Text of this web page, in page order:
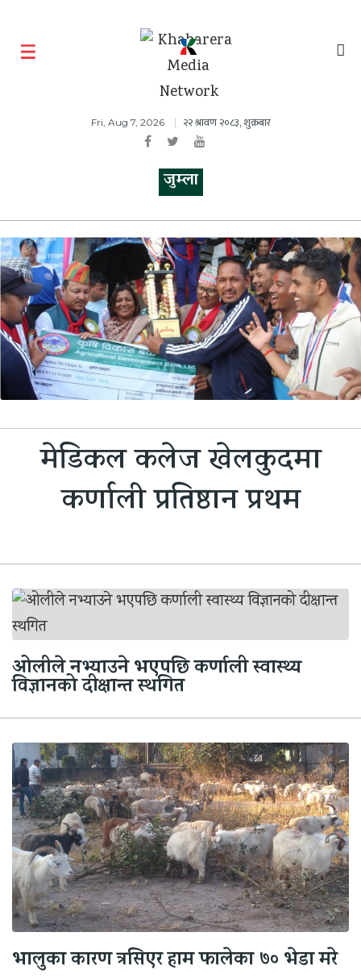
Fri, Aug 7, 2026 २२ श्रावण २०८३, शुक्रबार
जुम्ला
मेडिकल कलेज खेलकुदमा
कर्णाली प्रतिष्ठान प्रथम
ओलीले नभ्याउने भएपछि कर्णाली स्वास्थ्य
विज्ञानको दीक्षान्त स्थगित
भालुका कारण त्रसिएर हाम फालेका ७० भेडा मरे